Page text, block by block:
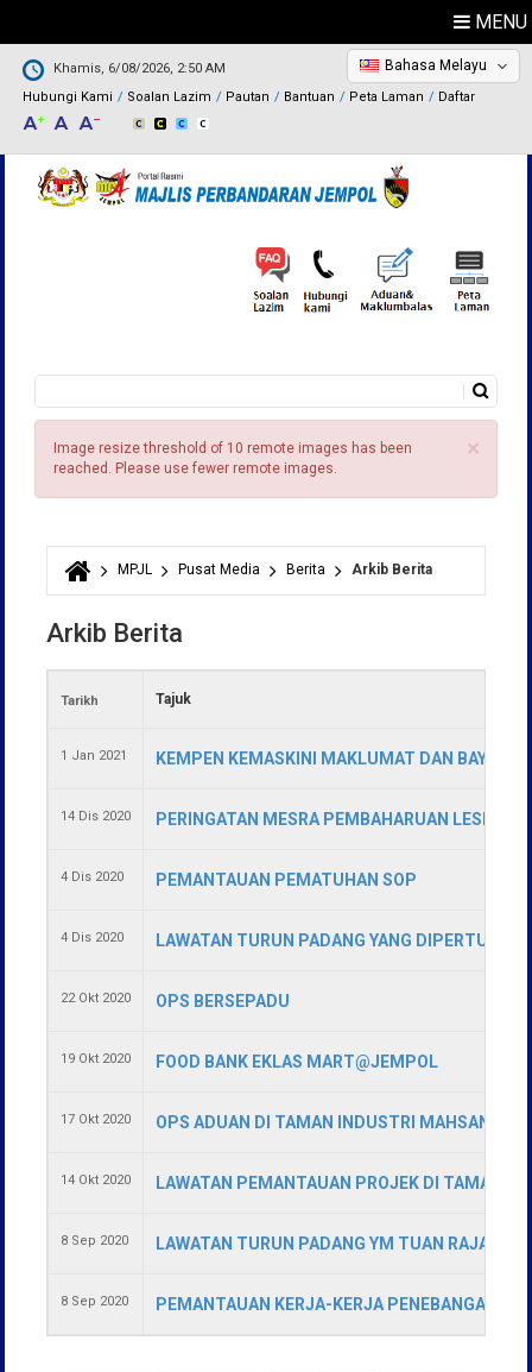
MENU
Khamis, 6/08/2026, 2:50 AM
Hubungi Kami
Soalan Lazim Pautan Bantuan Peta Laman Daftar
Bahasa Melayu
Borang carian
×
Image resize threshold of 10 remote images has been
reached. Please use fewer remote images.
Anda di sini
MPJL Pusat Media Berita Arkib Berita
Arkib Berita
Tarikh Tajuk
1 Jan 2021 KEMPEN KEMASKINI MAKLUMAT DAN BAYAR
14 Dis 2020 PERINGATAN MESRA PEMBAHARUAN LESEN
4 Dis 2020 PEMANTAUAN PEMATUHAN SOP
4 Dis 2020 LAWATAN TURUN PADANG YANG DIPERTUA
22 Okt 2020 OPS BERSEPADU
19 Okt 2020 FOOD BANK EKLAS MART@JEMPOL
17 Okt 2020 OPS ADUAN DI TAMAN INDUSTRI MAHSAN.
14 Okt 2020 LAWATAN PEMANTAUAN PROJEK DI TAMAN
8 Sep 2020 LAWATAN TURUN PADANG YM TUAN RAJA
8 Sep 2020 PEMANTAUAN KERJA-KERJA PENEBANGAN